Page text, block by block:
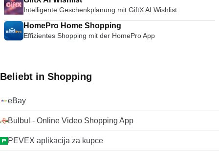
Intelligente Geschenkplanung mit GiftX AI Wishlist
HomePro Home Shopping
Effizientes Shopping mit der HomePro App
Beliebt in Shopping
eBay
Bulbul - Online Video Shopping App
PEVEX aplikacija za kupce